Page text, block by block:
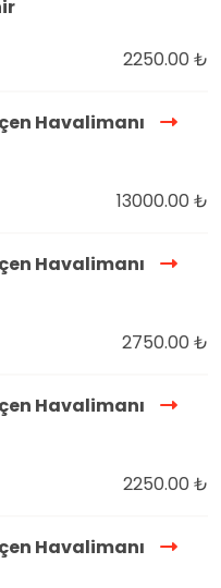
2250.00 ₺
Havalimanı
13000.00 ₺
Havalimanı
2750.00 ₺
Havalimanı
2250.00 ₺
Havalimanı